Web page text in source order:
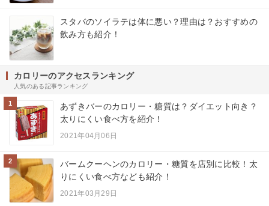
スタバのソイラテは体に悪い？理由は？おすすめの
飲み方も紹介！
カロリーのアクセスランキング
人気のある記事ランキング
1
あずきバーのカロリー・糖質は？ダイエット向き？
太りにくい食べ方を紹介！
2021年04月06日
2
バームクーヘンのカロリー・糖質を店別に比較！太
りにくい食べ方なども紹介！
2021年03月29日